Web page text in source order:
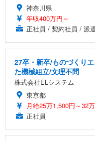
神奈川県
年収400万円～
正社員 / 契約社員 / 派
27卒・新卒/ものづくり
た機械組立/文理不問
株式会社ELシステム
東京都
月給25万1,500円～32
正社員